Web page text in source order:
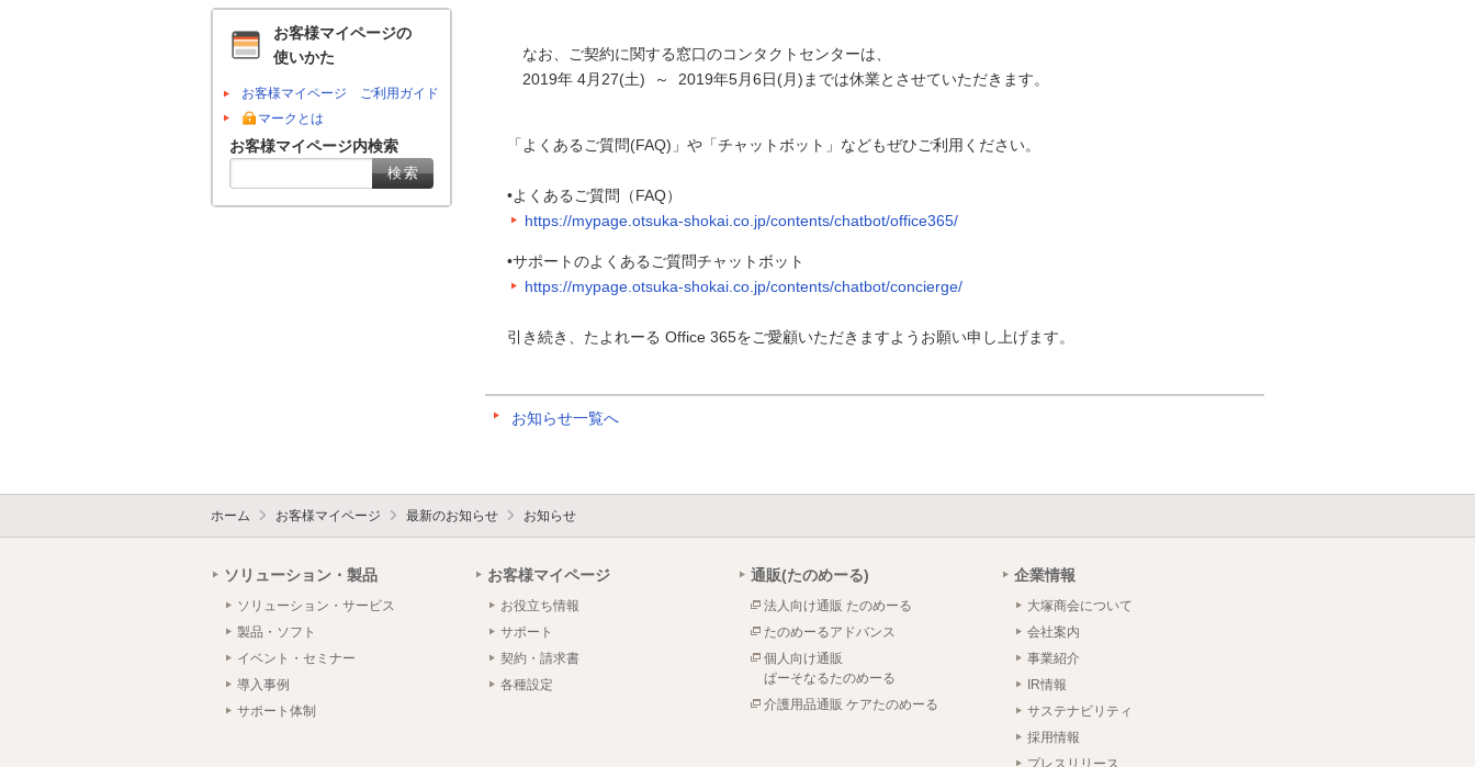
なお、ご契約に関する窓口のコンタクトセンターは、
2019年 4月27(土) ～ 2019年5月6日(月)までは休業とさせていただきます。
「よくあるご質問(FAQ)」や「チャットボット」などもぜひご利用ください。
•よくあるご質問（FAQ）
https://mypage.otsuka-shokai.co.jp/contents/chatbot/office365/
•サポートのよくあるご質問チャットボット
https://mypage.otsuka-shokai.co.jp/contents/chatbot/concierge/
引き続き、たよれーる Office 365をご愛顧いただきますようお願い申し上げます。
お知らせ一覧へ
お客様マイページの
使いかた
お客様マイページ ご利用ガイド
マークとは
お客様マイページ内検索
ホーム お客様マイページ 最新のお知らせ お知らせ
ソリューション・製品
ソリューション・サービス
製品・ソフト
イベント・セミナー
導入事例
サポート体制
お客様マイページ
お役立ち情報
サポート
契約・請求書
各種設定
通販(たのめーる)
法人向け通販 たのめーる
たのめーるアドバンス
個人向け通販
ぱーそなるたのめーる
介護用品通販 ケアたのめーる
企業情報
大塚商会について
会社案内
事業紹介
IR情報
サステナビリティ
採用情報
プレスリリース